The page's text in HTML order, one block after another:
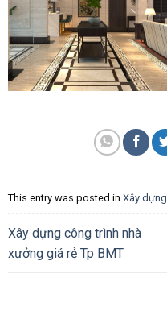
This entry was posted in Xây dựng
Xây dựng công trình nhà
xưởng giá rẻ Tp BMT